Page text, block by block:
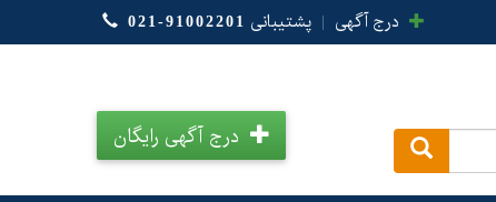
درج آگهی | پشتیبانی 021-91002201
درج آگهی رایگان